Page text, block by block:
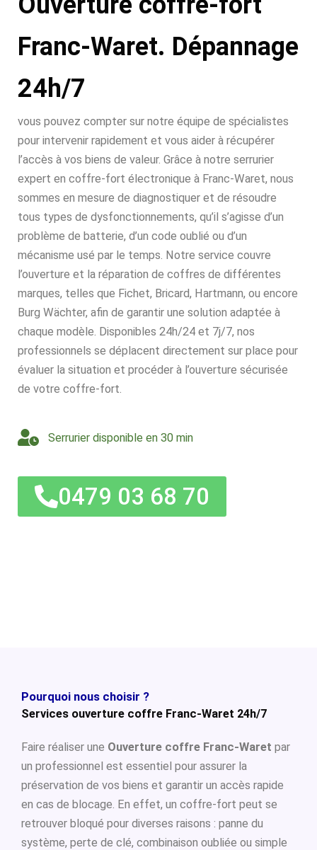
Franc-Waret. Dépannage
24h/7
vous pouvez compter sur notre équipe de spécialistes
pour intervenir rapidement et vous aider à récupérer
l’accès à vos biens de valeur. Grâce à notre serrurier
expert en coffre-fort électronique à Franc-Waret, nous
sommes en mesure de diagnostiquer et de résoudre
tous types de dysfonctionnements, qu’il s’agisse d’un
problème de batterie, d’un code oublié ou d’un
mécanisme usé par le temps. Notre service couvre
l’ouverture et la réparation de coffres de différentes
marques, telles que Fichet, Bricard, Hartmann, ou encore
Burg Wächter, afin de garantir une solution adaptée à
chaque modèle. Disponibles 24h/24 et 7j/7, nos
professionnels se déplacent directement sur place pour
évaluer la situation et procéder à l’ouverture sécurisée
de votre coffre-fort.
Serrurier disponible en 30 min
0479 03 68 70
Pourquoi nous choisir ?
Services ouverture coffre Franc-Waret 24h/7
Faire réaliser une Ouverture coffre Franc-Waret par
un professionnel est essentiel pour assurer la
préservation de vos biens et garantir un accès rapide
en cas de blocage. En effet, un coffre-fort peut se
retrouver bloqué pour diverses raisons : panne du
système, perte de clé, combinaison oubliée ou simple